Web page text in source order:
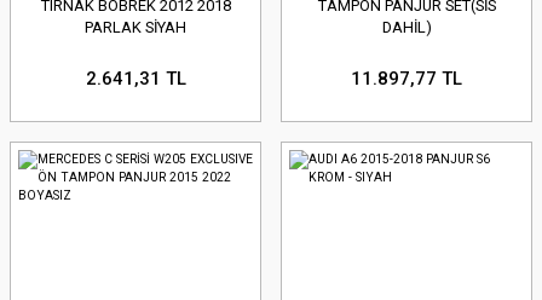
TIRNAK BÖBREK 2012 2018
PARLAK SİYAH
2.641,31 TL
TAMPON PANJUR SET(SİS
DAHİL)
11.897,77 TL